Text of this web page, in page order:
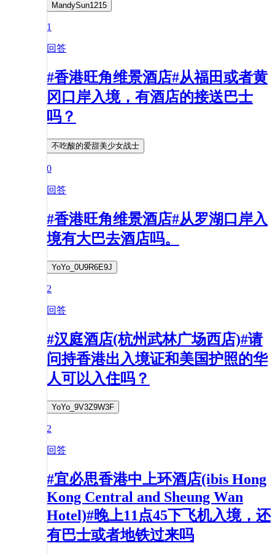
MandySun1215
1
回答
#香港旺角维景酒店#从福田或者黄
冈口岸入境，有酒店的接送巴士
吗？
不吃酸的爱甜美少女战士
0
回答
#香港旺角维景酒店#从罗湖口岸入
境有大巴去酒店吗。
YoYo_0U9R6E9J
2
回答
#汉庭酒店(杭州武林广场西店)#请
问持香港出入境证和美国护照的华
人可以入住吗？
YoYo_9V3Z9W3F
2
回答
#宜必思香港中上环酒店(ibis Hong
Kong Central and Sheung Wan
Hotel)#晚上11点45下飞机入境，还
有巴士或者地铁过来吗